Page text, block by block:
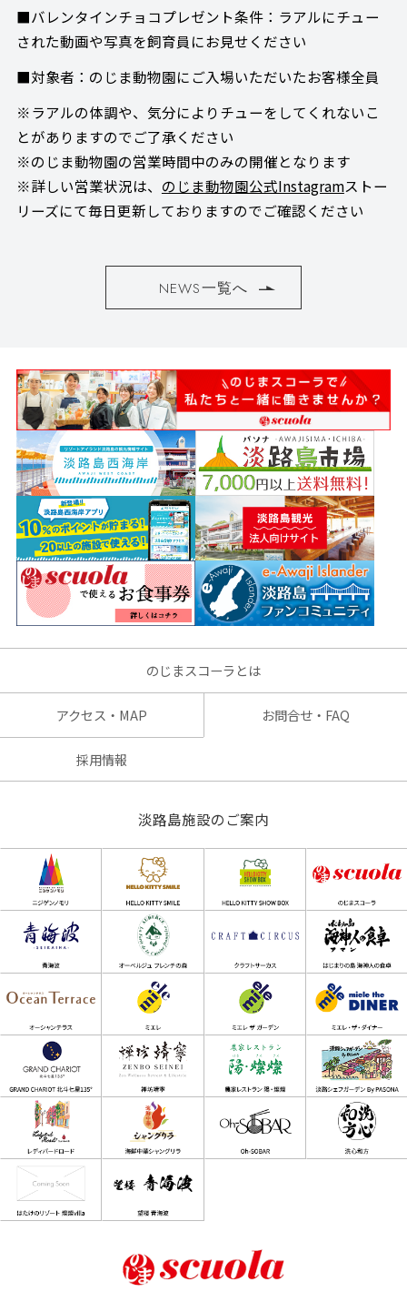
■バレンタインチョコプレゼント条件：ラアルにチュー
された動画や写真を飼育員にお見せください
■対象者：のじま動物園にご入場いただいたお客様全員
※ラアルの体調や、気分によりチューをしてくれないこ
とがありますのでご了承ください
※のじま動物園の営業時間中のみの開催となります
※詳しい営業状況は、 のじま動物園公式Instagramストー
リーズにて毎日更新しておりますのでご確認ください
NEWS一覧へ
のじまスコーラとは
アクセス・MAP お問合せ・FAQ
採用情報
淡路島施設のご案内